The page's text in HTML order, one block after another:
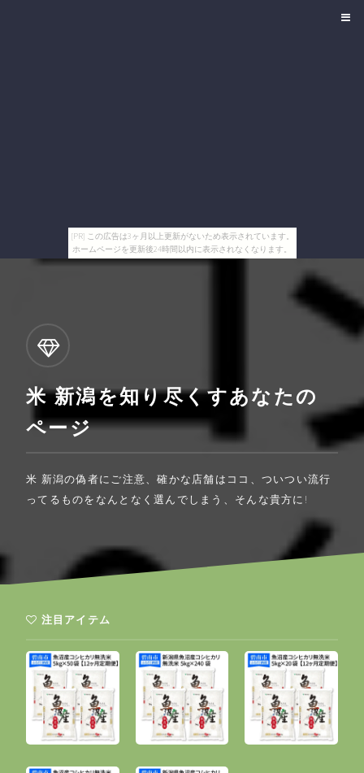
[PR] この広告は3ヶ月以上更新がないため表示されています。
ホームページを更新後24時間以内に表示されなくなります。
米 新潟を知り尽くすあなたの
ページ
米 新潟の偽者にご注意、確かな店舗はココ、ついつい流行
ってるものをなんとなく選んでしまう、そんな貴方に!
注目アイテム